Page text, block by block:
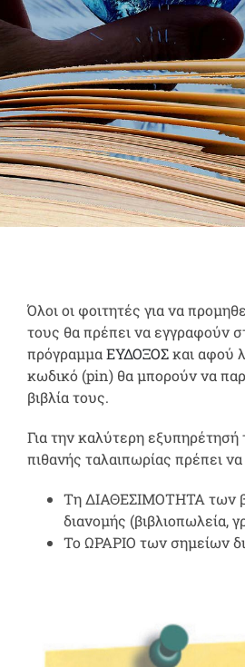
Όλοι οι φοιτητές για να
τους θα πρέπει να εγγραφούν
πρόγραμμαΕΥΔΟΞΟΣκαι αφού
κωδικό (pin) θα μπορούν να
βιβλία τους.
Για την καλύτερη
πιθανής ταλαιπωρίας πρέπει
Τη ΔΙΑΘΕΣΙΜΟΤΗΤΑ των
διανομής (βιβλιοπωλεία,
ΤοΩΡΑΡΙΟ των σημείων